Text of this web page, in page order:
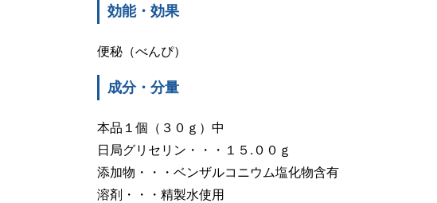
効能・効果
便秘（べんぴ）
成分・分量
本品１個（３０ｇ）中
日局グリセリン・・・１５.００ｇ
添加物・・・ベンザルコニウム塩化物含有
溶剤・・・精製水使用